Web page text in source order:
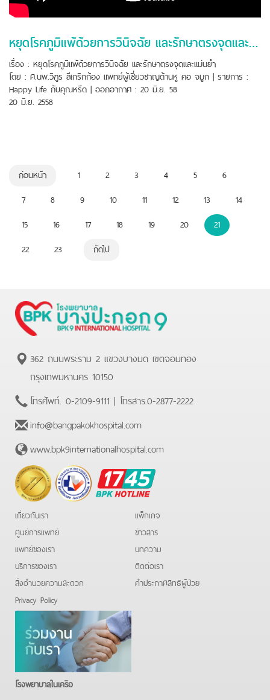
หยุดโรคภูมิแพ้ด้วยการวินิจฉัย และรักษาตรงจุดและแม่นยำ
เรื่อง : หยุดโรคภูมิแพ้ด้วยการวินิจฉัย และรักษาตรงจุดและแม่นยำ
โดย : ศ.นพ.วิฑูร ลีเกริกก้อง แพทย์ผู้เชี่ยวชาญด้านหู คอ จมูก | รายการ :
Happy Life กับคุณหรีด | ออกอากาศ : 20 มิ.ย. 58
20 มิ.ย. 2558
ก่อนหน้า 1 2 3 4 5
6
7
8 9 10 11 12 13
14
15
16 17 18 19 20
21
22
23 ถัดไป
362 ถนนพระราม 2 แขวงบางมด เขตจอมทอง
กรุงเทพมหานคร 10150
โทรศัพท์. 0-2109-9111 | โทรสาร.0-2877-2222
info@bangpakokhospital.com
www.bpk9internationalhospital.com
BPK
Hotline
เกี่ยวกับเรา
ศูนย์การแพทย์
แพทย์ของเรา
บริการของเรา
สิ่งอำนวยความสะดวก
Privacy Policy
แพ็กเกจ
ข่าวสาร
บทความ
ติดต่อเรา
คําประกาศสิทธิผู้ป่วย
โรงพยาบาลในเครือ